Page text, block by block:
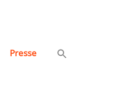
Presse